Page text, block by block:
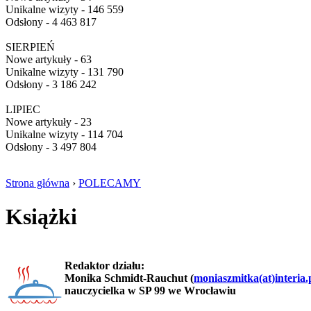
Unikalne wizyty - 146 559
Odsłony - 4 463 817
SIERPIEŃ
Nowe artykuły - 63
Unikalne wizyty - 131 790
Odsłony - 3 186 242
LIPIEC
Nowe artykuły - 23
Unikalne wizyty - 114 704
Odsłony - 3 497 804
Strona główna › POLECAMY
Książki
Redaktor działu:
Monika Schmidt-Rauchut (
nauczycielka w SP 99 we Wrocławiu